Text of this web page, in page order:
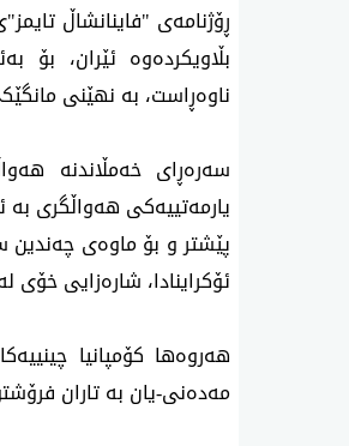
ڕۆژنامەی "فاینانشاڵ
بڵاویکرده‌وه‌ ئێران، بۆ
ناوەڕاست، بە نهێنی
سەرەڕای خەمڵاندنە
یارمەتییەکی هەواڵگری بە
پێشتر و بۆ ماوه‌ی چەندین
ئۆکراینادا، شارەزایی
هەروەها کۆمپانیا
مەدەنی-یان بە تاران